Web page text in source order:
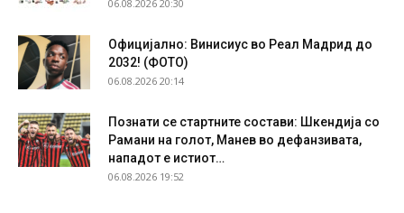
06.08.2026 20:30
Официјално: Винисиус во Реал Мадрид до
2032! (ФОТО)
06.08.2026 20:14
Познати се стартните состави: Шкендија со
Рамани на голот, Манев во дефанзивата,
нападот е истиот…
06.08.2026 19:52